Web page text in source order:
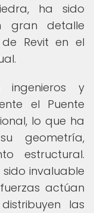
ha sido
gran detalle
Revit en el
y
el Puente
lo que ha
geometría,
estructural.
invaluable
actúan
las